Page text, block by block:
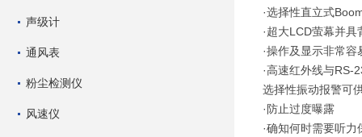
声级计
通风表
粉尘检测仪
风速仪
·选择性直立式
·超大LCD萤幕并具
·操作及显示非常
·高速红外线与RS-
选择性振动报警可
·防止过度曝露
·确知何时需要听力